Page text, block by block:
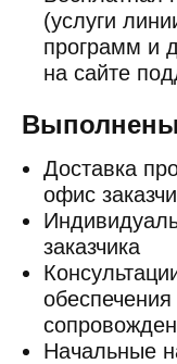
(услуги
программ и
на сайте
Доставка
офис
заказчика
Начальные